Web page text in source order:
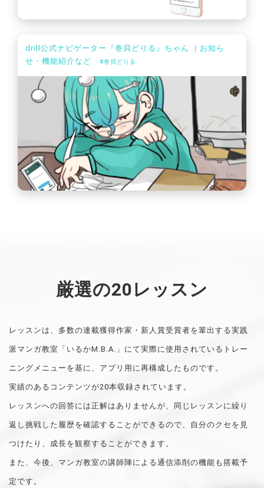
drill公式ナビゲーター『巻貝どりる』ちゃん ｜お知ら
せ・機能紹介など #巻貝どりる
厳選の20レッスン
レッスンは、多数の連載獲得作家・新人賞受賞者を輩出する実践
派マンガ教室「いるかM.B.A.」にて実際に使用されているトレー
ニングメニューを基に、アプリ用に再構成したものです。
実績のあるコンテンツが20本収録されています。
レッスンへの回答には正解はありませんが、同じレッスンに繰り
返し挑戦した履歴を確認することができるので、自分のクセを見
つけたり、成長を観察することができます。
また、今後、マンガ教室の講師陣による通信添削の機能も搭載予
定です。